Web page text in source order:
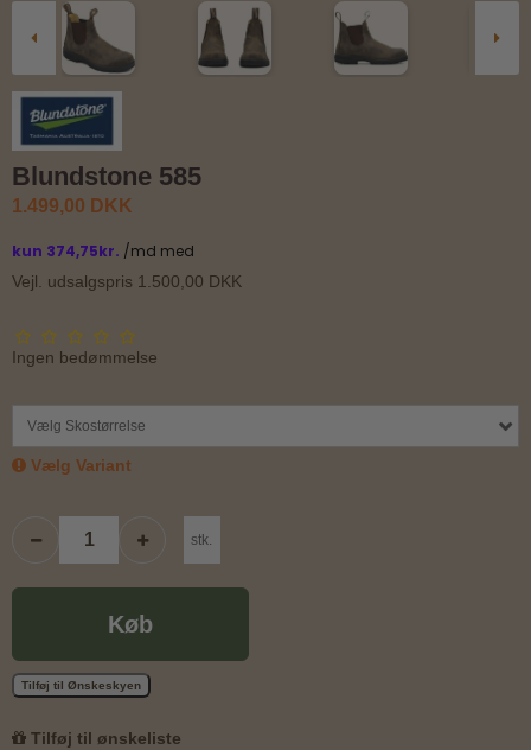
Blundstone 585
1.499,00 DKK
Vejl. udsalgspris 1.500,00 DKK
Ingen bedømmelse
Vælg Skostørrelse
Vælg Variant
stk.
Køb
Tilføj til Ønskeskyen
Tilføj til ønskeliste